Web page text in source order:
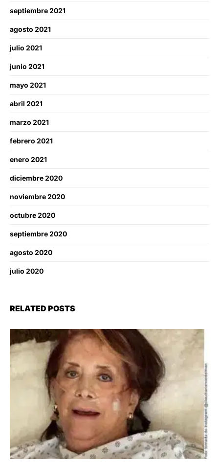
septiembre 2021
agosto 2021
julio 2021
junio 2021
mayo 2021
abril 2021
marzo 2021
febrero 2021
enero 2021
diciembre 2020
noviembre 2020
octubre 2020
septiembre 2020
agosto 2020
julio 2020
RELATED POSTS